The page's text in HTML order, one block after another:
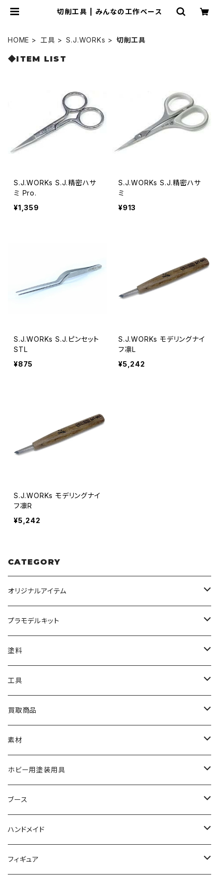
切削工具 | みんなの工作ベース
HOME 工具 S.J.WORKs 切削工具
◆ITEM LIST
S.J.WORKs S.J.精密ハサ
ミ Pro.
¥1,359
S.J.WORKs S.J.精密ハサ
ミ
¥913
S.J.WORKs S.J.ピンセット
STL
¥875
S.J.WORKs モデリングナイ
フ凛L
¥5,242
S.J.WORKs モデリングナイ
フ凛R
¥5,242
CATEGORY
オリジナルアイテム
みんなのアクション3Dアートベース
アクリルベース
ナチュラルベース
オリジナルアクキー
オリジナルスマホスタンド
ウォッチスタンド
テープスタンド
ベース材
アパレル
プラモデルキット
BANDAI
HG
MG
30MF
ポケプラ
TAMIYA
カーモデル
飛行機モデル
アオシマ
ザ☆バイク
けもプラ
KOTOBUKIYA
メガミデバイス
無限邂逅メガロマリア
プラフィア
エクスプラス
GOOD SMILE COMPANY
MODEROID
wave
塗料
クレオス
ラッカー塗料
エナメル塗料
TAMIYA
ラッカー塗料
エナメル塗料
ガイアノーツ
エナメル塗料
ラッカー塗料
ターナー
アクリル塗料
プラモ向上委員会
その他
ハセガワ
ポリマー
フィニッシャーズ
工具
TAMIYA
ニッパー
切削工具
ウェーブ
小物プラパーツ
ニッパー
ゴッドハンド
ニッパー
切削工具
ミネシマ
切削工具
その他工具
ガイアノーツ
その他工具
クレオス
買取商品
BANDAI
HG
MG
素材
TAMIYA
接着剤
パテ
クレオス
接着剤
パテ
ガイアノーツ
接着剤
ウェーブ
ホビー用塗装用具
TAMIYA
エアブラシ関連用品
塗装関係消耗品
PROFIX(RAYWOOD)
エアブラシ
ガイアノーツ
ブース
PROFIX(RAYWOOD)
ウェーブ
ハンドメイド
完成品
フィギュア